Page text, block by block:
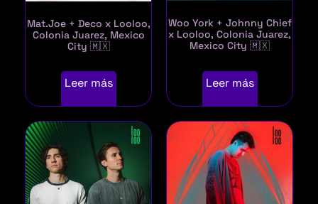
Mat.Joe + Deco x Looloo,
Colonia Juarez, Mexico
City 🇲🇽
Leer más
Woo York + Johnny Chief
x Looloo, Colonia Juarez,
Mexico City 🇲🇽
Leer más